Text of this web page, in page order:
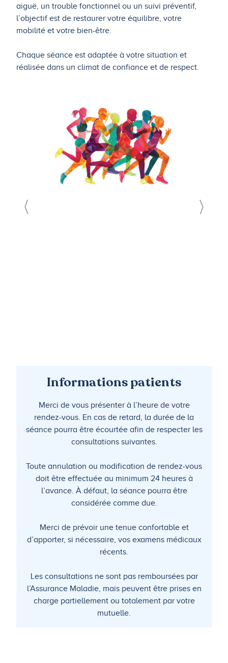
aiguë, un trouble fonctionnel ou un suivi préventif,
l’objectif est de restaurer votre équilibre, votre
mobilité et votre bien-être.
Chaque séance est adaptée à votre situation et
réalisée dans un climat de confiance et de respect.
Informations patients
Merci de vous présenter à l’heure de votre
rendez-vous. En cas de retard, la durée de la
séance pourra être écourtée afin de respecter les
consultations suivantes.
Toute annulation ou modification de rendez-vous
doit être effectuée au minimum 24 heures à
l’avance. À défaut, la séance pourra être
considérée comme due.
Merci de prévoir une tenue confortable et
d’apporter, si nécessaire, vos examens médicaux
récents.
Les consultations ne sont pas remboursées par
l’Assurance Maladie, mais peuvent être prises en
charge partiellement ou totalement par votre
mutuelle.